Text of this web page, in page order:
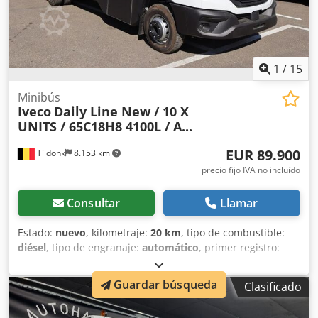
1 / 15
Tildonk 8.153 km
Minibús
Iveco Daily Line New / 10 X
UNITS / 65C18H8 4100L / A...
EUR 89.900
precio fijo IVA no incluído
Consultar Llamar
Estado: nuevo, kilometraje: 20 km, tipo de combustible:
diésel, tipo de engranaje: automático, primer registro:
Euro 6
retardador, número de asientos:
, Año de fabricación:
2026, Equipamiento:ABS, aire acondicionado, = Opciones
y accesorios adicionales = Cjdpfx Asy Ib Nvjd Isha Otros -
Clasificado
Guardar búsqueda